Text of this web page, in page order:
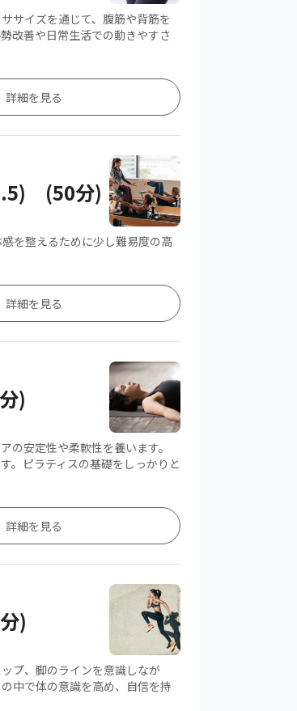
サイズを通じて、腹筋や背筋を
改善や日常生活での動きやすさ
詳細を見る
(50分)
を整えるために少し難易度の高
詳細を見る
)
の安定性や柔軟性を養います。
。ピラティスの基礎をしっかりと
詳細を見る
)
プ、脚のラインを意識しなが
中で体の意識を高め、自信を持